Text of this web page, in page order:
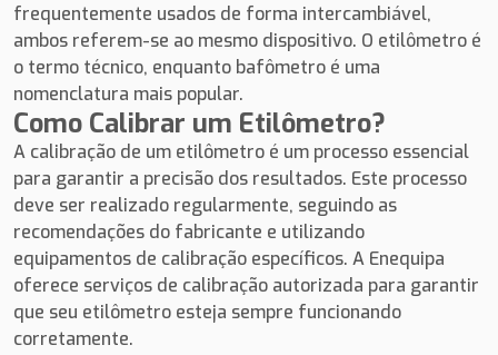
frequentemente usados de forma intercambiável,
ambos referem-se ao mesmo dispositivo. O etilômetro é
o termo técnico, enquanto bafômetro é uma
nomenclatura mais popular.
Como Calibrar um Etilômetro?
A calibração de um etilômetro é um processo essencial
para garantir a precisão dos resultados. Este processo
deve ser realizado regularmente, seguindo as
recomendações do fabricante e utilizando
equipamentos de calibração específicos. A Enequipa
oferece serviços de calibração autorizada para garantir
que seu etilômetro esteja sempre funcionando
corretamente.